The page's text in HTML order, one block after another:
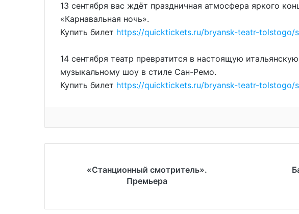
13 сентября вас ждёт праздничная атмосфера яркого
«Карнавальная ночь».
Купить билет https://quicktickets.ru/bryansk-teatr-tolstogo/
14 сентября театр превратится в настоящую
музыкальному шоу в стиле Сан-Ремо.
Купить билет https://quicktickets.ru/bryansk-teatr-tolstogo/
«Станционный смотритель».
Премьера